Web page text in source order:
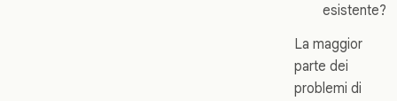
esistente?
La maggior
parte dei
problemi di